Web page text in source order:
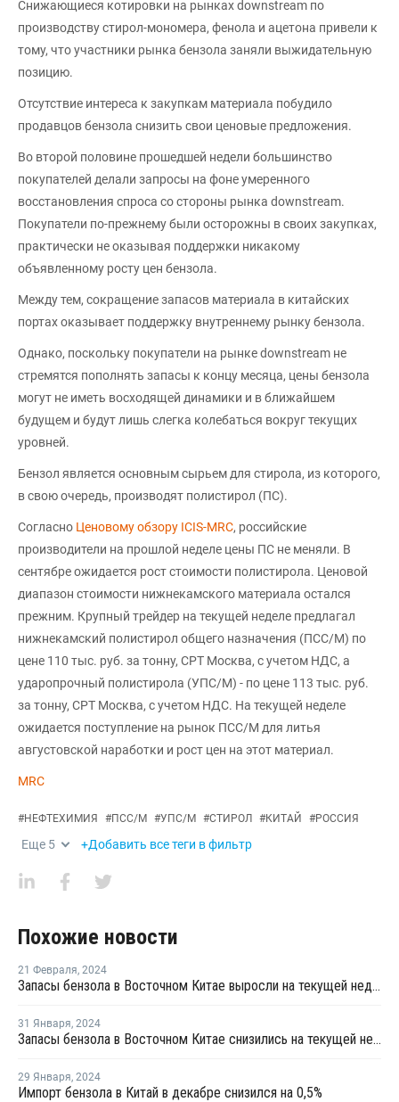
Снижающиеся котировки на рынках downstream по
производству стирол-мономера, фенола и ацетона привели к
тому, что участники рынка бензола заняли выжидательную
позицию.
Отсутствие интереса к закупкам материала побудило
продавцов бензола снизить свои ценовые предложения.
Во второй половине прошедшей недели большинство
покупателей делали запросы на фоне умеренного
восстановления спроса со стороны рынка downstream.
Покупатели по-прежнему были осторожны в своих закупках,
практически не оказывая поддержки никакому
объявленному росту цен бензола.
Между тем, сокращение запасов материала в китайских
портах оказывает поддержку внутреннему рынку бензола.
Однако, поскольку покупатели на рынке downstream не
стремятся пополнять запасы к концу месяца, цены бензола
могут не иметь восходящей динамики и в ближайшем
будущем и будут лишь слегка колебаться вокруг текущих
уровней.
Бензол является основным сырьем для стирола, из которого,
в свою очередь, производят полистирол (ПС).
Согласно Ценовому обзору ICIS-MRC, российские
производители на прошлой неделе цены ПС не меняли. В
сентябре ожидается рост стоимости полистирола. Ценовой
диапазон стоимости нижнекамского материала остался
прежним. Крупный трейдер на текущей неделе предлагал
нижнекамский полистирол общего назначения (ПСС/М) по
цене 110 тыс. руб. за тонну, CPT Москва, с учетом НДС, а
ударопрочный полистирола (УПС/М) - по цене 113 тыс. руб.
за тонну, CPT Москва, с учетом НДС. На текущей неделе
ожидается поступление на рынок ПСС/М для литья
августовской наработки и рост цен на этот материал.
MRC
#НЕФТЕХИМИЯ #ПСС/М #УПС/М #СТИРОЛ #КИТАЙ #РОССИЯ
Еще 5 +Добавить все теги в фильтр
Похожие новости
21 Февраля, 2024
Запасы бензола в Восточном Китае выросли на текущей неделе
31 Января, 2024
Запасы бензола в Восточном Китае снизились на текущей неделе
29 Января, 2024
Импорт бензола в Китай в декабре снизился на 0,5%